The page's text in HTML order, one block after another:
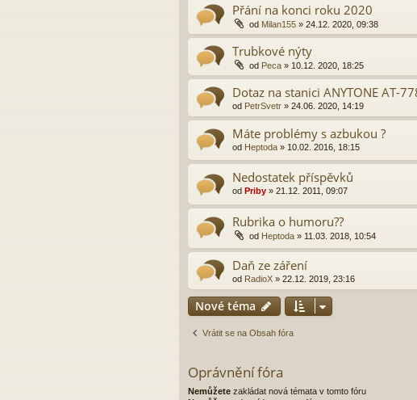
Přání na konci roku 2020
od Milan155 » 24.12. 2020, 09:38
Trubkové nýty
od Peca » 10.12. 2020, 18:25
Dotaz na stanici ANYTONE AT-
od PetrSvetr » 24.06. 2020, 14:19
Máte problémy s azbukou ?
od Heptoda » 10.02. 2016, 18:15
Nedostatek příspěvků
od Priby » 21.12. 2011, 09:07
Rubrika o humoru??
od Heptoda » 11.03. 2018, 10:54
Daň ze záření
od RadioX » 22.12. 2019, 23:16
Nové téma
Vrátit se na Obsah fóra
Oprávnění fóra
Nemůžete zakládat nová témata v tomto fóru